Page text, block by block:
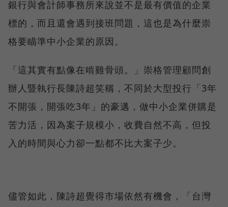
銀行與會計師事務所來說並不是最有價值的企業
標的，而且還會遇到接班問題，這也是為什麼崇
格要瞄準中小企業的原因。
「這其實有點像在啃雞骨頭。」崇格管理顧問創
辦人暨執行長陳詩超笑稱，不同於大型投行「3年
不開張，開張吃3年」的豪邁，做中小企業併購是
苦力活，因為案子規模小，收費自然不高，但投
入的時間與心力卻一點都不比大案子少。
儘管如此，陳詩超覺得市場依然有機會，「台灣